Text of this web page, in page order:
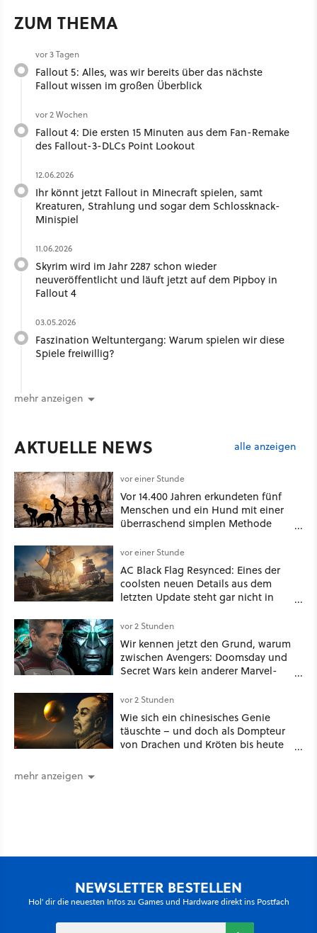
ZUM THEMA
vor 3 Tagen
Fallout 5: Alles, was wir bereits über das nächste
Fallout wissen im großen Überblick
vor 2 Wochen
Fallout 4: Die ersten 15 Minuten aus dem Fan-Remake
des Fallout-3-DLCs Point Lookout
12.06.2026
Ihr könnt jetzt Fallout in Minecraft spielen, samt
Kreaturen, Strahlung und sogar dem Schlossknack-
Minispiel
11.06.2026
Skyrim wird im Jahr 2287 schon wieder
neuveröffentlicht und läuft jetzt auf dem Pipboy in
Fallout 4
03.05.2026
Faszination Weltuntergang: Warum spielen wir diese
Spiele freiwillig?
mehr anzeigen
AKTUELLE NEWS alle anzeigen
vor einer Stunde
Vor 14.400 Jahren erkundeten fünf
Menschen und ein Hund mit einer
überraschend simplen Methode
Spuren für die Ewigkeit
vor einer Stunde
AC Black Flag Resynced: Eines der
coolsten neuen Details aus dem
letzten Update steht gar nicht in
vor 2 Stunden
Wir kennen jetzt den Grund, warum
zwischen Avengers: Doomsday und
Secret Wars kein anderer Marvel-
vor 2 Stunden
Wie sich ein chinesisches Genie
täuschte – und doch als Dompteur
von Drachen und Kröten bis heute
mehr anzeigen
NEWSLETTER BESTELLEN
Hol' dir die neuesten Infos zu Games und Hardware direkt ins Postfach